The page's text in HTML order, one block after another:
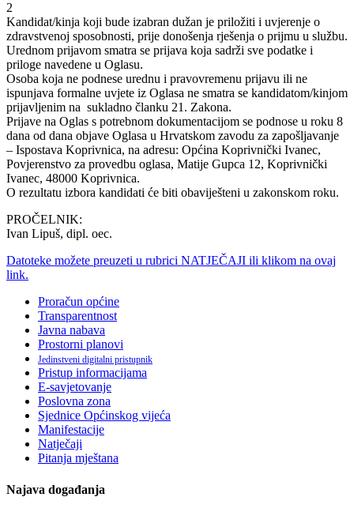
2
Kandidat/kinja koji bude izabran dužan je priložiti i uvjerenje o
zdravstvenoj sposobnosti, prije donošenja rješenja o prijmu u službu.
Urednom prijavom smatra se prijava koja sadrži sve podatke i
priloge navedene u Oglasu.
Osoba koja ne podnese urednu i pravovremenu prijavu ili ne
ispunjava formalne uvjete iz Oglasa ne smatra se kandidatom/kinjom
prijavljenim na sukladno članku 21. Zakona.
Prijave na Oglas s potrebnom dokumentacijom se podnose u roku 8
dana od dana objave Oglasa u Hrvatskom zavodu za zapošljavanje
– Ispostava Koprivnica, na adresu: Općina Koprivnički Ivanec,
Povjerenstvo za provedbu oglasa, Matije Gupca 12, Koprivnički
Ivanec, 48000 Koprivnica.
O rezultatu izbora kandidati će biti obaviješteni u zakonskom roku.
PROČELNIK:
Ivan Lipuš, dipl. oec.
Datoteke možete preuzeti u rubrici NATJEČAJI ili klikom na ovaj
link.
Proračun općine
Transparentnost
Javna nabava
Prostorni planovi
Jedinstveni digitalni pristupnik
Pristup informacijama
E-savjetovanje
Poslovna zona
Sjednice Općinskog vijeća
Manifestacije
Natječaji
Pitanja mještana
Najava događanja